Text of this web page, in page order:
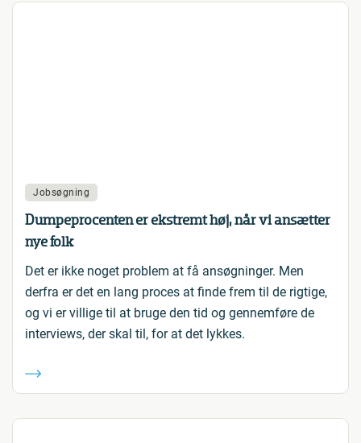
Jobsøgning
Dumpeprocenten er ekstremt høj, når vi ansætter
nye folk
Det er ikke noget problem at få ansøgninger. Men
derfra er det en lang proces at finde frem til de rigtige,
og vi er villige til at bruge den tid og gennemføre de
interviews, der skal til, for at det lykkes.